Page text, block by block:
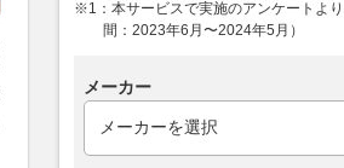
【MotoGP】フェルミン・アル
GP欠場。イケル・レクオナが
代役として出場へ
2026.07.31 motorsport.com 日本版
【
GP欠場
2026.08.05
※1：本サービスで実施のアンケートよ
間：2023年6月〜2024年5月）
メーカー